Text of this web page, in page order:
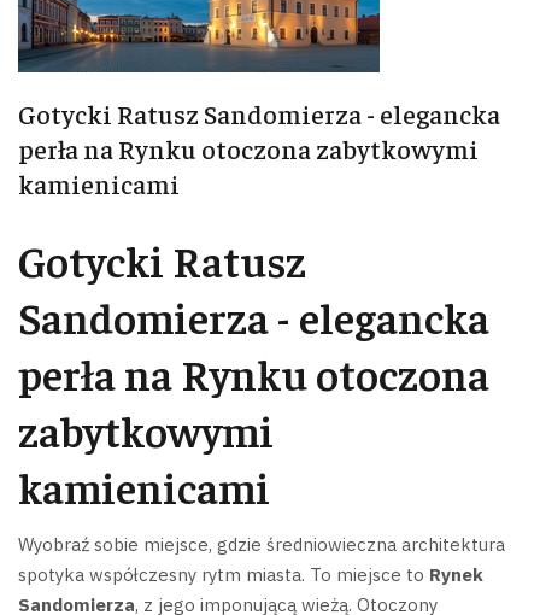
Gotycki Ratusz Sandomierza - elegancka
perła na Rynku otoczona zabytkowymi
kamienicami
Gotycki Ratusz
Sandomierza - elegancka
perła na Rynku otoczona
zabytkowymi
kamienicami
Wyobraź sobie miejsce, gdzie średniowieczna architektura
spotyka współczesny rytm miasta. To miejsce to Rynek
Sandomierza, z jego imponującą wieżą. Otoczony